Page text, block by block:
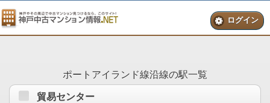
ログイン
ポートアイランド線沿線の駅一覧
貿易センター